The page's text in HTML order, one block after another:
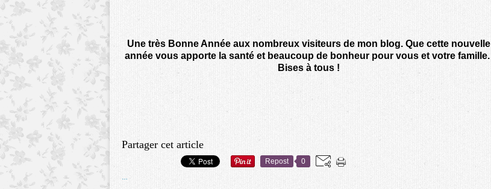
Une très Bonne Année aux nombreux visiteurs de mon blog. Que cette nouvelle
année vous apporte la santé et beaucoup de bonheur pour vous et votre famille.
Bises à tous !
Partager cet article
Repost 0